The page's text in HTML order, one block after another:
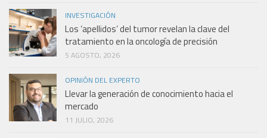
INVESTIGACIÓN
Los ‘apellidos’ del tumor revelan la clave del
tratamiento en la oncología de precisión
5 AGOSTO, 2026
OPINIÓN DEL EXPERTO
Llevar la generación de conocimiento hacia el
mercado
11 JULIO, 2026